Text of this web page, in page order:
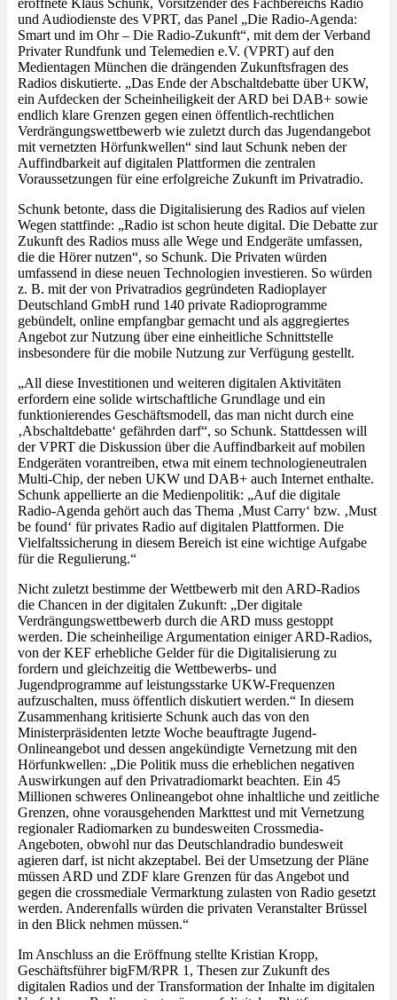
und Audiodienste des VPRT, das Panel „Die Radio-Agenda:
Smart und im Ohr – Die Radio-Zukunft“, mit dem der Verband
Privater Rundfunk und Telemedien e.V. (VPRT) auf den
Medientagen München die drängenden Zukunftsfragen des
Radios diskutierte. „Das Ende der Abschaltdebatte über UKW,
ein Aufdecken der Scheinheiligkeit der ARD bei DAB+ sowie
endlich klare Grenzen gegen einen öffentlich-rechtlichen
Verdrängungswettbewerb wie zuletzt durch das Jugendangebot
mit vernetzten Hörfunkwellen“ sind laut Schunk neben der
Auffindbarkeit auf digitalen Plattformen die zentralen
Voraussetzungen für eine erfolgreiche Zukunft im Privatradio.
Schunk betonte, dass die Digitalisierung des Radios auf vielen
Wegen stattfinde: „Radio ist schon heute digital. Die Debatte zur
Zukunft des Radios muss alle Wege und Endgeräte umfassen,
die die Hörer nutzen“, so Schunk. Die Privaten würden
umfassend in diese neuen Technologien investieren. So würden
z. B. mit der von Privatradios gegründeten Radioplayer
Deutschland GmbH rund 140 private Radioprogramme
gebündelt, online empfangbar gemacht und als aggregiertes
Angebot zur Nutzung über eine einheitliche Schnittstelle
insbesondere für die mobile Nutzung zur Verfügung gestellt.
„All diese Investitionen und weiteren digitalen Aktivitäten
erfordern eine solide wirtschaftliche Grundlage und ein
funktionierendes Geschäftsmodell, das man nicht durch eine
‚Abschaltdebatte‘ gefährden darf“, so Schunk. Stattdessen will
der VPRT die Diskussion über die Auffindbarkeit auf mobilen
Endgeräten vorantreiben, etwa mit einem technologieneutralen
Multi-Chip, der neben UKW und DAB+ auch Internet enthalte.
Schunk appellierte an die Medienpolitik: „Auf die digitale
Radio-Agenda gehört auch das Thema ‚Must Carry‘ bzw. ‚Must
be found‘ für privates Radio auf digitalen Plattformen. Die
Vielfaltssicherung in diesem Bereich ist eine wichtige Aufgabe
für die Regulierung.“
Nicht zuletzt bestimme der Wettbewerb mit den ARD-Radios
die Chancen in der digitalen Zukunft: „Der digitale
Verdrängungswettbewerb durch die ARD muss gestoppt
werden. Die scheinheilige Argumentation einiger ARD-Radios,
von der KEF erhebliche Gelder für die Digitalisierung zu
fordern und gleichzeitig die Wettbewerbs- und
Jugendprogramme auf leistungsstarke UKW-Frequenzen
aufzuschalten, muss öffentlich diskutiert werden.“ In diesem
Zusammenhang kritisierte Schunk auch das von den
Ministerpräsidenten letzte Woche beauftragte Jugend-
Onlineangebot und dessen angekündigte Vernetzung mit den
Hörfunkwellen: „Die Politik muss die erheblichen negativen
Auswirkungen auf den Privatradiomarkt beachten. Ein 45
Millionen schweres Onlineangebot ohne inhaltliche und zeitliche
Grenzen, ohne vorausgehenden Markttest und mit Vernetzung
regionaler Radiomarken zu bundesweiten Crossmedia-
Angeboten, obwohl nur das Deutschlandradio bundesweit
agieren darf, ist nicht akzeptabel. Bei der Umsetzung der Pläne
müssen ARD und ZDF klare Grenzen für das Angebot und
gegen die crossmediale Vermarktung zulasten von Radio gesetzt
werden. Anderenfalls würden die privaten Veranstalter Brüssel
in den Blick nehmen müssen.“
Im Anschluss an die Eröffnung stellte Kristian Kropp,
Geschäftsführer bigFM/RPR 1, Thesen zur Zukunft des
digitalen Radios und der Transformation der Inhalte im digitalen